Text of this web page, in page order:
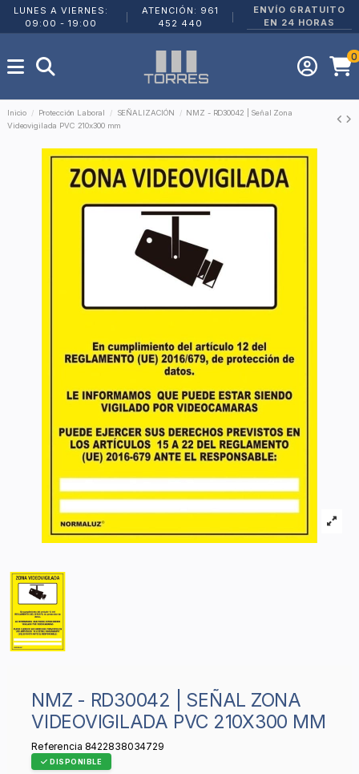
LUNES A VIERNES:
09:00 - 19:00
ATENCIÓN: 961
452 440
ENVÍO GRATUITO
EN 24 HORAS
0
Inicio Protección Laboral SEÑALIZACIÓN
NMZ - RD30042 | Señal Zona
Videovigilada PVC 210x300 mm
NMZ - RD30042 | SEÑAL ZONA
VIDEOVIGILADA PVC 210X300 MM
Referencia 8422838034729
DISPONIBLE